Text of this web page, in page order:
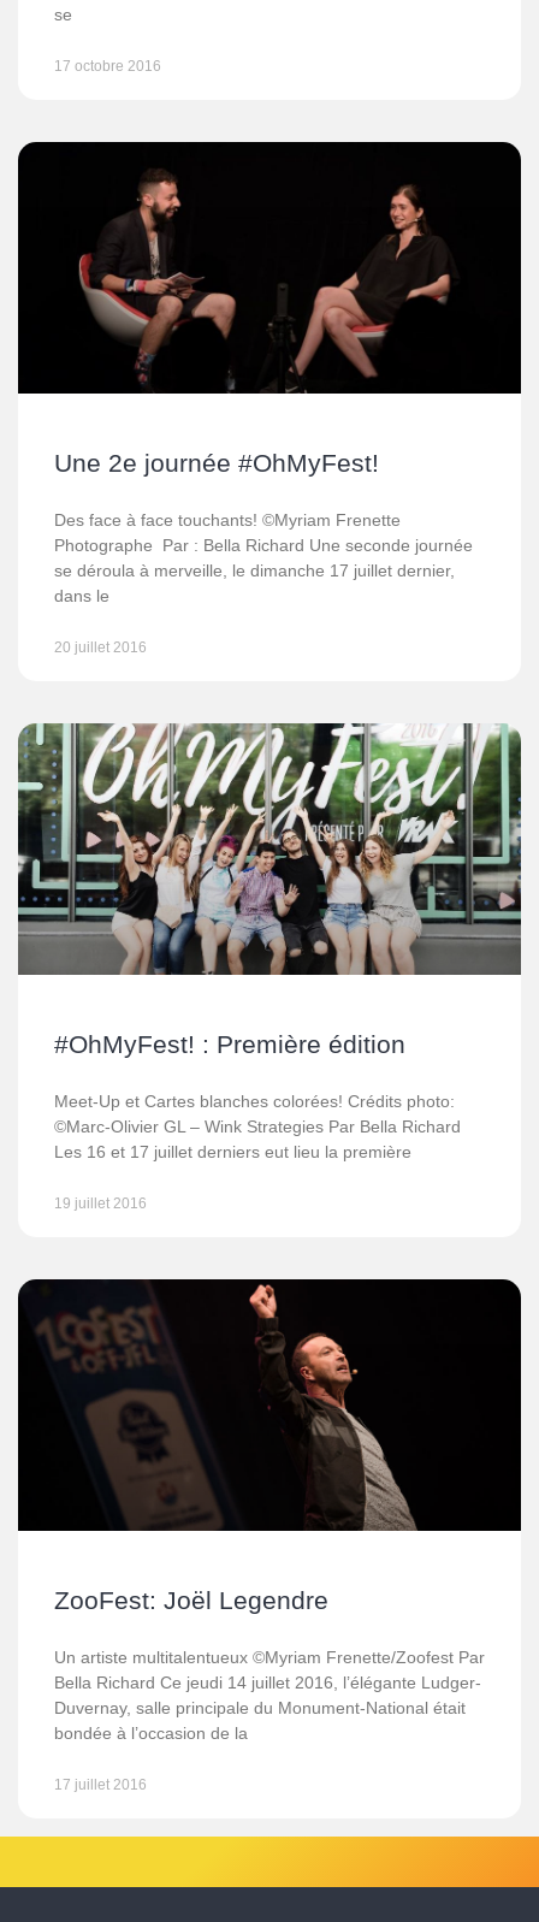
se
17 octobre 2016
Une 2e journée #OhMyFest!
Des face à face touchants! ©Myriam Frenette
Photographe Par : Bella Richard Une seconde journée
se déroula à merveille, le dimanche 17 juillet dernier,
dans le
20 juillet 2016
#OhMyFest! : Première édition
Meet-Up et Cartes blanches colorées! Crédits photo:
©Marc-Olivier GL – Wink Strategies Par Bella Richard
Les 16 et 17 juillet derniers eut lieu la première
19 juillet 2016
ZooFest: Joël Legendre
Un artiste multitalentueux ©Myriam Frenette/Zoofest Par
Bella Richard Ce jeudi 14 juillet 2016, l’élégante Ludger-
Duvernay, salle principale du Monument-National était
bondée à l’occasion de la
17 juillet 2016